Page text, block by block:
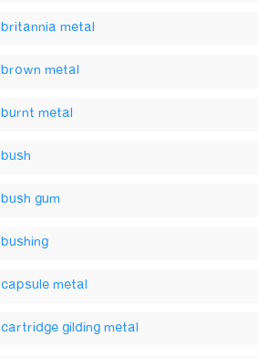
britannia metal
brown metal
burnt metal
bush
bush gum
bushing
capsule metal
cartridge gilding metal